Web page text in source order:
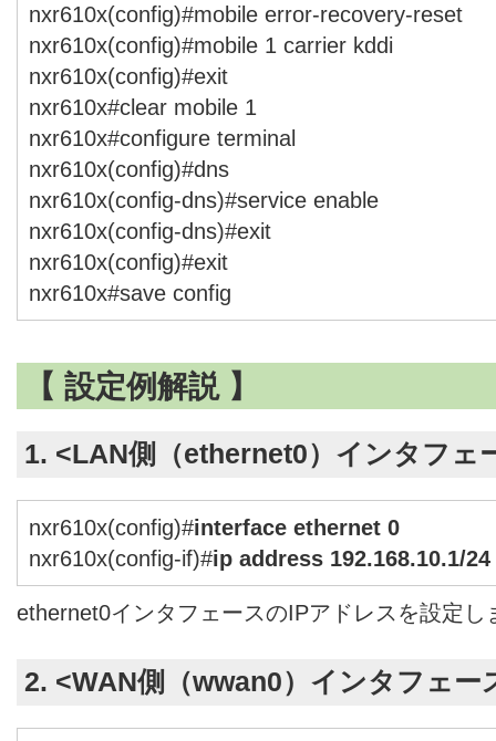
nxr610x(config)#mobile error-recovery-reset
nxr610x(config)#mobile 1 carrier kddi
nxr610x(config)#exit
nxr610x#clear mobile 1
nxr610x#configure terminal
nxr610x(config)#dns
nxr610x(config-dns)#service enable
nxr610x(config-dns)#exit
nxr610x(config)#exit
nxr610x#save config
【 設定例解説 】
1. <LAN側（ethernet0）インタフェ
nxr610x(config)#interface ethernet 0
nxr610x(config-if)#ip address 192.168.10.1/24
ethernet0インタフェースのIPアドレスを設定し
2. <WAN側（wwan0）インタフェー